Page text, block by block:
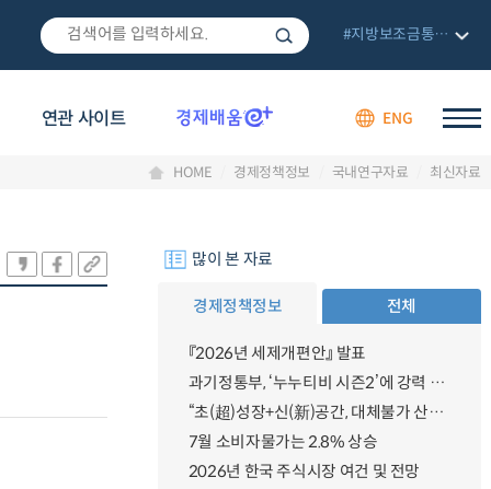
연관 사이트 ENG
#지방보조금통합관리망
HOME 경제정책정보 국내연구자료 최신자료
많이 본 자료
경제정책정보 전체
『2026년 세제개편안』 발표
과기정통부, ‘누누티비 시즌2’에 강력 대응 의지 밝혀
“초(超)성장+신(新)공간, 대체불가 산업강국”
7월 소비자물가는 2.8% 상승
2026년 한국 주식시장 여건 및 전망